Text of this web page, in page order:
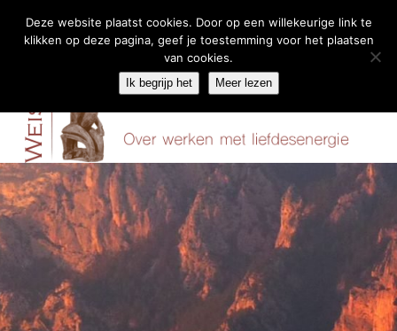
Deze website plaatst cookies. Door op een willekeurige link te
klikken op deze pagina, geef je toestemming voor het plaatsen
van cookies.
Ik begrijp het Meer lezen